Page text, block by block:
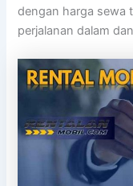
dengan harga sewa
perjalanan dalam